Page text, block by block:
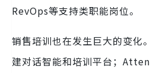
RevOps等支持类职能岗位。
销售培训也在发生巨大的变化
建对话智能和培训平台；